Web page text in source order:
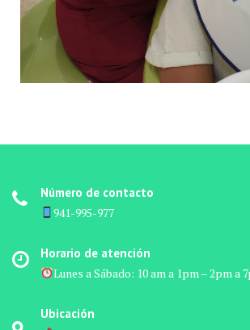
Número de contacto
941-995-977
Horario de atención
Lunes a Sábado: 10 am a 1pm – 2pm a
Ubicación